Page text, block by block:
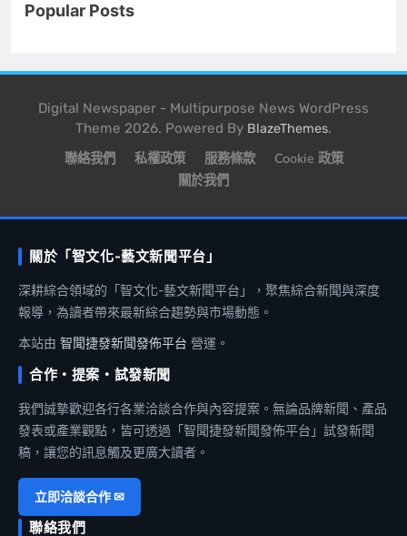
Popular Posts
Digital Newspaper - Multipurpose News WordPress
Theme 2026. Powered By BlazeThemes.
聯絡我們 私權政策 服務條款
Cookie 政策
關於我們
關於「智文化-藝文新聞平台」
深耕綜合領域的「智文化-藝文新聞平台」，聚焦綜合新聞與深度
報導，為讀者帶來最新綜合趨勢與市場動態。
本站由 智聞捷發新聞發佈平台 營運。
合作・提案・試發新聞
我們誠摯歡迎各行各業洽談合作與內容提案。無論品牌新聞、產品
發表或產業觀點，皆可透過「智聞捷發新聞發佈平台」試發新聞
稿，讓您的訊息觸及更廣大讀者。
立即洽談合作 ✉
聯絡我們